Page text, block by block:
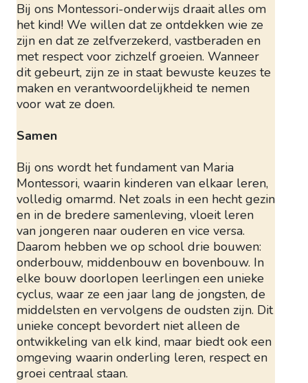
Bij ons Montessori-onderwijs draait alles om
het kind! We willen dat ze ontdekken wie ze
zijn en dat ze zelfverzekerd, vastberaden en
met respect voor zichzelf groeien. Wanneer
dit gebeurt, zijn ze in staat bewuste keuzes te
maken en verantwoordelijkheid te nemen
voor wat ze doen.
Samen
Bij ons wordt het fundament van Maria
Montessori, waarin kinderen van elkaar leren,
volledig omarmd. Net zoals in een hecht gezin
en in de bredere samenleving, vloeit leren
van jongeren naar ouderen en vice versa.
Daarom hebben we op school drie bouwen:
onderbouw, middenbouw en bovenbouw. In
elke bouw doorlopen leerlingen een unieke
cyclus, waar ze een jaar lang de jongsten, de
middelsten en vervolgens de oudsten zijn. Dit
unieke concept bevordert niet alleen de
ontwikkeling van elk kind, maar biedt ook een
omgeving waarin onderling leren, respect en
groei centraal staan.